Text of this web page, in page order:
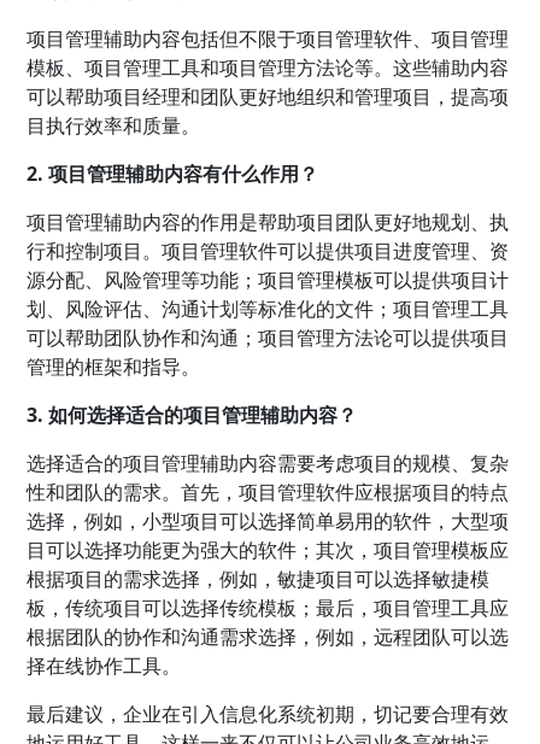
项目管理辅助内容包括但不限于项目管理软件、项目管理
模板、项目管理工具和项目管理方法论等。这些辅助内容
可以帮助项目经理和团队更好地组织和管理项目，提高项
目执行效率和质量。
2. 项目管理辅助内容有什么作用？
项目管理辅助内容的作用是帮助项目团队更好地规划、执
行和控制项目。项目管理软件可以提供项目进度管理、资
源分配、风险管理等功能；项目管理模板可以提供项目计
划、风险评估、沟通计划等标准化的文件；项目管理工具
可以帮助团队协作和沟通；项目管理方法论可以提供项目
管理的框架和指导。
3. 如何选择适合的项目管理辅助内容？
选择适合的项目管理辅助内容需要考虑项目的规模、复杂
性和团队的需求。首先，项目管理软件应根据项目的特点
选择，例如，小型项目可以选择简单易用的软件，大型项
目可以选择功能更为强大的软件；其次，项目管理模板应
根据项目的需求选择，例如，敏捷项目可以选择敏捷模
板，传统项目可以选择传统模板；最后，项目管理工具应
根据团队的协作和沟通需求选择，例如，远程团队可以选
择在线协作工具。
最后建议，企业在引入信息化系统初期，切记要合理有效